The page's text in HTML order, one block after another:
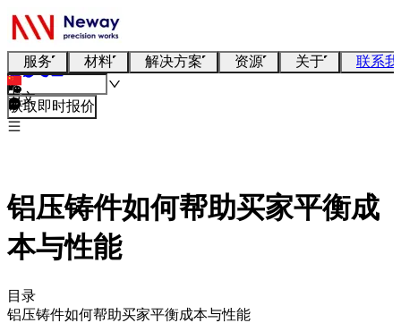
服务 材料 解决方案 资源 关于 联系
中文
获取即时报价
铝压铸件如何帮助买家平衡成
本与性能
目录
铝压铸件如何帮助买家平衡成本与性能